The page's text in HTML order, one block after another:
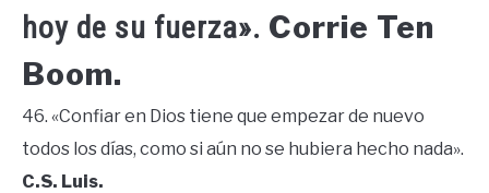
hoy de su fuerza». Corrie Ten
Boom.
46. «Confiar en Dios tiene que empezar de nuevo
todos los días, como si aún no se hubiera hecho nada».
C.S. Luis.